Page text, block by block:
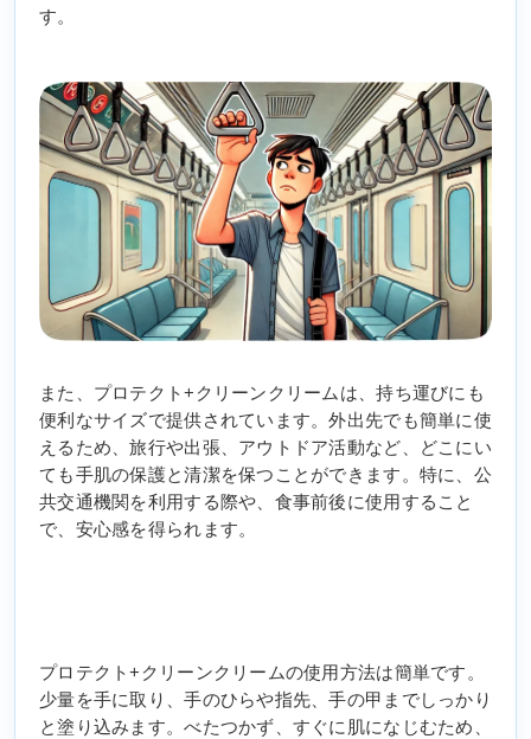
す。
また、プロテクト+クリーンクリームは、持ち運びにも
便利なサイズで提供されています。外出先でも簡単に使
えるため、旅行や出張、アウトドア活動など、どこにい
ても手肌の保護と清潔を保つことができます。特に、公
共交通機関を利用する際や、食事前後に使用すること
で、安心感を得られます。
プロテクト+クリーンクリームの使用方法は簡単です。
少量を手に取り、手のひらや指先、手の甲までしっかり
と塗り込みます。べたつかず、すぐに肌になじむため、